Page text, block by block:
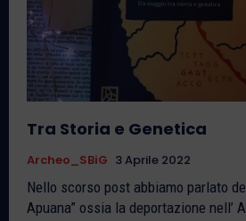
Tra Storia e Genetica
Archeo_SBiG 3 Aprile 2022
Nello scorso post abbiamo parlato
Apuana” ossia la deportazione nell’